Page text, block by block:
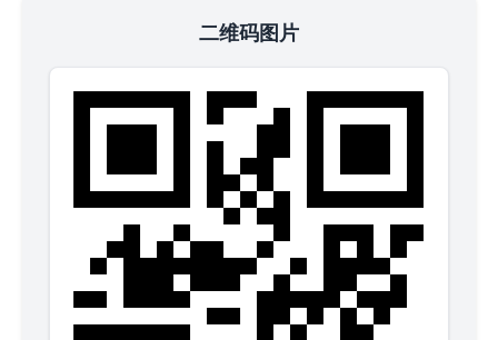
二维码图片